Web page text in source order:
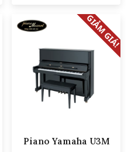
GIẢM GIÁ!
Piano Yamaha U3M